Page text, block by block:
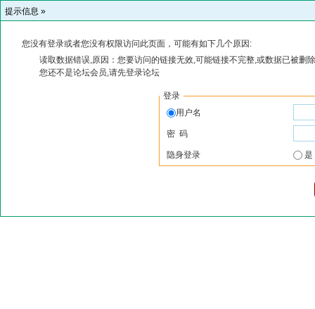
提示信息 »
您没有登录或者您没有权限访问此页面，可能有如下几个原因:
读取数据错误,原因：您要访问的链接无效,可能链接不完整,或数据已被删
您还不是论坛会员,请先登录论坛
登录
用户名
密 码
隐身登录